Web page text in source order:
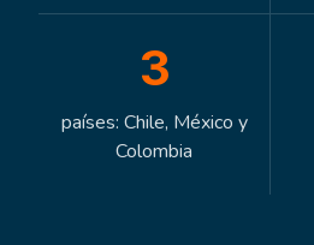
3
países: Chile, México y
Colombia